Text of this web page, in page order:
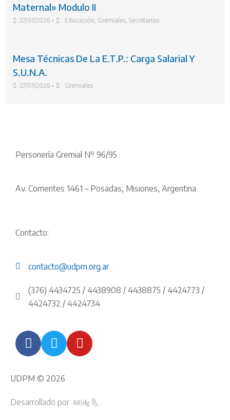
Maternal» Modulo II
27/07/2026 • Educación Gremiales Secretarías
Mesa Técnicas De La E.T.P.: Carga Salarial Y
S.U.N.A.
27/07/2026 • Gremiales
Personería Gremial Nº 96/95
Av. Corrientes 1461 – Posadas, Misiones, Argentina
Contacto:
contacto@udpm.org.ar
(376) 4434725 / 4438908 / 4438875 / 4424773 /
4424732 / 4424734
UDPM © 2026
Desarrollado por